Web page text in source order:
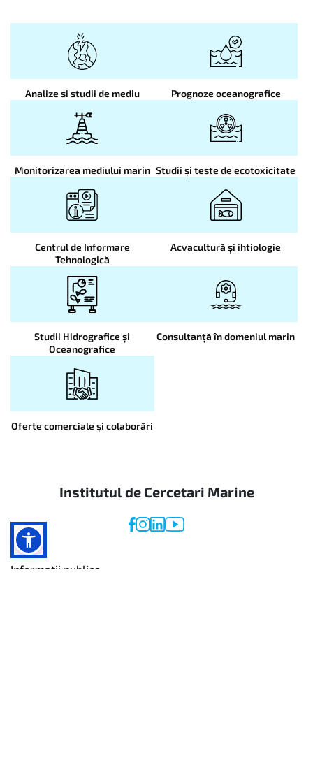
Analize si studii de mediu Prognoze oceanografice
Monitorizarea mediului marin Studii și teste de ecotoxicitate
Centrul de Informare
Tehnologică
Acvacultură și ihtiologie
Studii Hidrografice și
Oceanografice
Consultanță în domeniul marin
Oferte comerciale și colaborări
Institutul de Cercetari Marine
Informatii publice